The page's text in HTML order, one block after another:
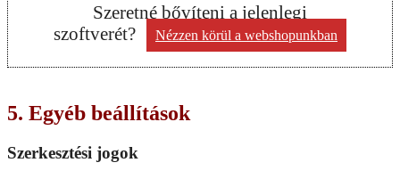
Szeretné bővíteni a jelenlegi
szoftverét?
Nézzen körül a webshopunkban
5. Egyéb beállítások
Szerkesztési jogok